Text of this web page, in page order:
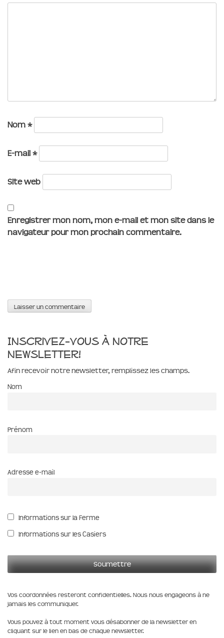
Nom *
E-mail *
Site web
Enregistrer mon nom, mon e-mail et mon site dans le
navigateur pour mon prochain commentaire.
Inscrivez-vous à notre
newsletter!
Afin recevoir notre newsletter, remplissez les champs.
Nom
Prénom
Adresse e-mail
Informations sur la Ferme
Informations sur les Casiers
Vos coordonnées resteront confidentielles. Nous nous engageons à ne
jamais les communiquer.
Vous pouvez à tout moment vous désabonner de la newsletter en
cliquant sur le lien en bas de chaque newsletter.